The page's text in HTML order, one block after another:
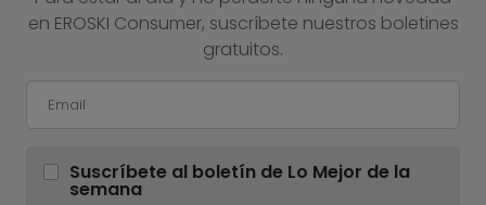
en EROSKI Consumer, suscríbete nuestros boletines
gratuitos.
Suscríbete al boletín de Lo Mejor de la
semana